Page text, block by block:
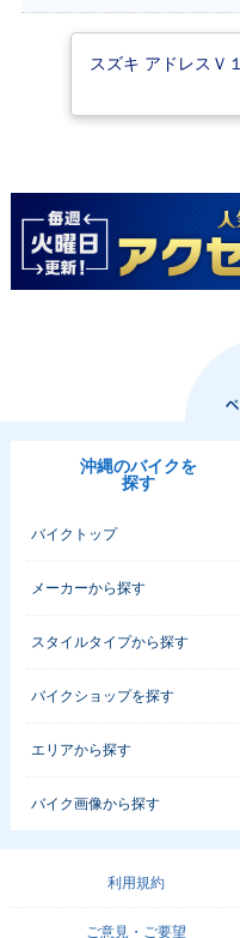
スズキ アドレスＶ
沖縄のバイクを
探す
バイクトップ
メーカーから探す
スタイルタイプから探す
バイクショップを探す
エリアから探す
バイク画像から探す
利用規約
ご意見・ご要望